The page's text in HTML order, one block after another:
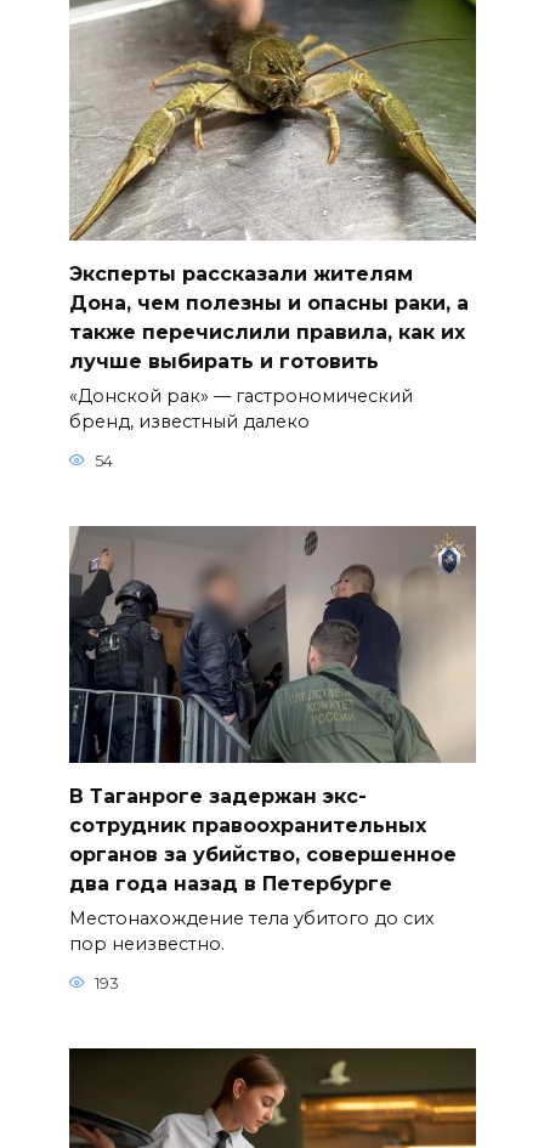
Эксперты рассказали жителям
Дона, чем полезны и опасны раки, а
также перечислили правила, как их
лучше выбирать и готовить
«Донской рак» — гастрономический
бренд, известный далеко
54
В Таганроге задержан экс-
сотрудник правоохранительных
органов за убийство, совершенное
два года назад в Петербурге
Местонахождение тела убитого до сих
пор неизвестно.
193